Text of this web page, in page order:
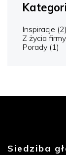
Inspiracje (2)
Z życia firmy
Porady (1)
Siedziba